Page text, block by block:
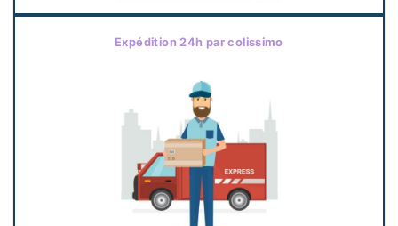
Expédition 24h par colissimo